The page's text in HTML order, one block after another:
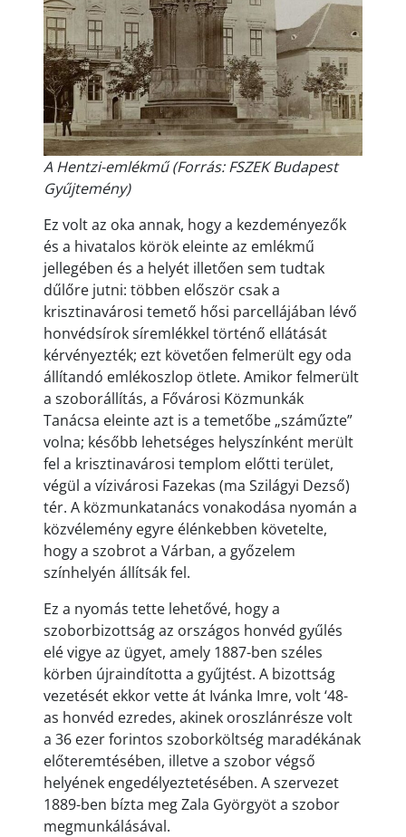
A Hentzi-emlékmű (Forrás: FSZEK Budapest
Gyűjtemény)
Ez volt az oka annak, hogy a kezdeményezők
és a hivatalos körök eleinte az emlékmű
jellegében és a helyét illetően sem tudtak
dűlőre jutni: többen először csak a
krisztinavárosi temető hősi parcellájában lévő
honvédsírok síremlékkel történő ellátását
kérvényezték; ezt követően felmerült egy oda
állítandó emlékoszlop ötlete. Amikor felmerült
a szoborállítás, a Fővárosi Közmunkák
Tanácsa eleinte azt is a temetőbe „száműzte”
volna; később lehetséges helyszínként merült
fel a krisztinavárosi templom előtti terület,
végül a vízivárosi Fazekas (ma Szilágyi Dezső)
tér. A közmunkatanács vonakodása nyomán a
közvélemény egyre élénkebben követelte,
hogy a szobrot a Várban, a győzelem
színhelyén állítsák fel.
Ez a nyomás tette lehetővé, hogy a
szoborbizottság az országos honvéd gyűlés
elé vigye az ügyet, amely 1887-ben széles
körben újraindította a gyűjtést. A bizottság
vezetését ekkor vette át Ivánka Imre, volt ‘48-
as honvéd ezredes, akinek oroszlánrésze volt
a 36 ezer forintos szoborköltség maradékának
előteremtésében, illetve a szobor végső
helyének engedélyeztetésében. A szervezet
1889-ben bízta meg Zala Györgyöt a szobor
megmunkálásával.